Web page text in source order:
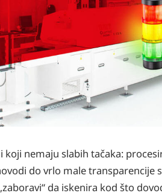
nemaju slabih tačaka:
do vrlo male transparencije
da iskenira kod što